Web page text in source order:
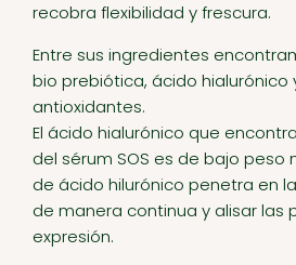
recobra flexibilidad y frescura.
Entre sus ingredientes
bio prebiótica, ácido hialurónico
antioxidantes.
El ácido hialurónico que
del sérum SOS es de bajo peso
de ácido hilurónico penetra en
de manera continua y alisar las
expresión.